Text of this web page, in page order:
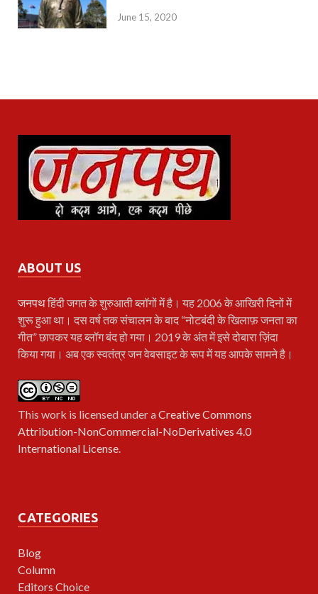
June 15, 2020
ABOUT US
जनपथहिंदी जगत के शुरुआती ब्लॉगों में है। यह 2006 के आखिरी दिनों में
शुरू हुआ था। दस वर्ष तक संचालन के बाद “नोटबंदी के खिलाफ़ जनता का
गीत” छापकर यह ब्लॉग बंद हो गया। 2019 के अंत में इसे दोबारा ज़िंदा
किया गया। अब एक स्वतंत्र जन वेबसाइट के रूप में यह आपके सामने है।
This work is licensed under aCreative Commons
Attribution-NonCommercial-NoDerivatives 4.0
International License.
CATEGORIES
Blog
Column
Editors Choice